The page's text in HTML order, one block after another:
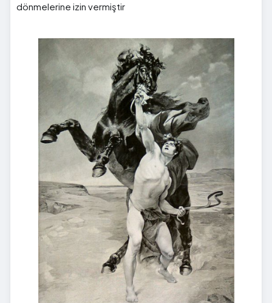
dönmelerine izin vermiştir